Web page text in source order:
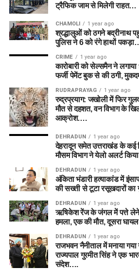
ट्रैफिक जाम से मिलेगी राहत…
CHAMOLI 1 year ago
श्रद्धालुओं को ठगने बद्रीनाथ
पुलिस ने 6 को रंगे हाथों
CRIME 1 year ago
कारोबारी को सेल्समैन ने
फर्जी पेमेंट बुक से की ठगी,
RUDRAPRAYAG 1 year ago
रुद्रप्रयाग: जखोली में फिर
मौत से दहशत, वन विभाग के
आक्रोश….
DEHRADUN 1 year ago
देहरादून समेत उत्तराखंड के कई
मौसम विभाग ने येलो अलर्ट
DEHRADUN 1 year ago
अंकिता भंडारी हत्याकांड में
की सख्ती से टूटा रसूखदारों
DEHRADUN 1 year ago
ऋषिकेश रेंज के जंगल में पत्ते लेने
हमला, एक की मौत, दूसरा
DEHRADUN 1 year ago
राजभवन नैनीताल में मनाया गया
राज्यपाल गुरमीत सिंह ने एक
संदेश….